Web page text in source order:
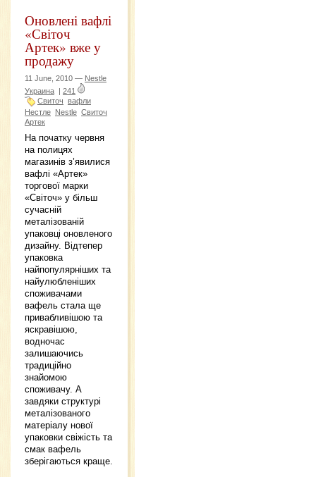
Оновлені вафлі
«Світоч
Артек» вже у
продажу
11 June, 2010 — Nestle
Украина
241
Свиточ вафли
Нестле Nestle Свиточ
Артек
На початку червня
на полицях
магазинів з’явилися
вафлі «Артек»
торгової марки
«Світоч» у більш
сучасній
металізованій
упаковці оновленого
дизайну. Відтепер
упаковка
найпопулярніших та
найулюбленіших
споживачами
вафель стала ще
привабливішою та
яскравішою,
водночас
залишаючись
традиційно
знайомою
споживачу. А
завдяки структурі
металізованого
матеріалу нової
упаковки свіжість та
смак вафель
зберігаються краще.